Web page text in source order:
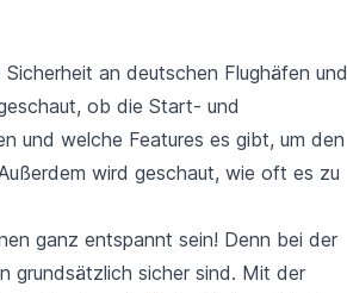
an deutschen Flughäfen und
ob die Start- und
und welche Features es gibt, um den
wird geschaut, wie oft es zu
ganz entspannt sein! Denn bei der
grundsätzlich sicher sind. Mit der